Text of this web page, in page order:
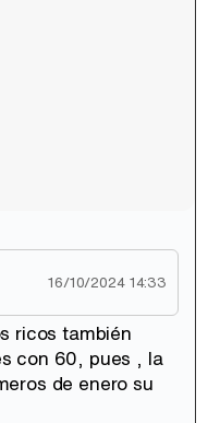
16/10/2024 14:33
ricos también
con 60, pues , la
de enero su